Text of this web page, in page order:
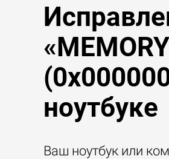
ноутбуке
Ваш ноутбук или